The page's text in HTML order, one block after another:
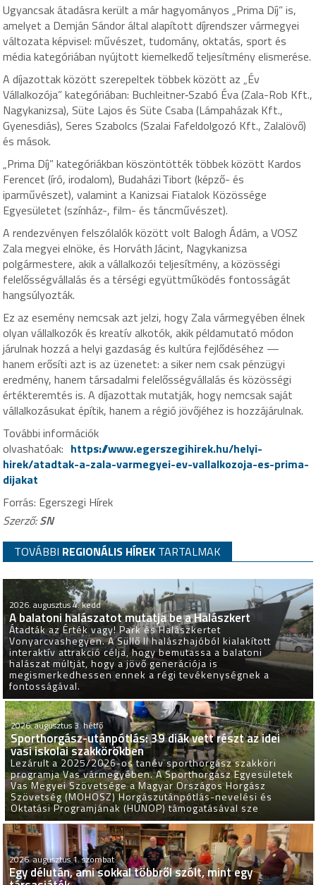
Ugyancsak átadásra került a már hagyományos „Prima Díj” is,
amelyet a Demján Sándor által alapított díjrendszer vármegyei
változata képvisel: művészet, tudomány, oktatás, sport és
média kategóriában nyújtott kiemelkedő teljesítmény elismerése.
A díjazottak között szerepeltek többek között az „Év
Vállalkozója” kategóriában: Buchleitner‑Szabó Éva (Zala-Rob Kft.,
Nagykanizsa), Süte Lajos és Süte Csaba (Lámpaházak Kft.,
Gyenesdiás), Seres Szabolcs (Szalai Fafeldolgozó Kft., Zalalövő)
és mások.
„Prima Díj” kategóriákban köszöntötték többek között Kardos
Ferencet (író, irodalom), Budaházi Tibort (képző- és
iparművészet), valamint a Kanizsai Fiatalok Közössége
Egyesületet (színház-, film- és táncművészet).
A rendezvényen felszólalók között volt Balogh Ádám, a VOSZ
Zala megyei elnöke, és Horváth Jácint, Nagykanizsa
polgármestere, akik a vállalkozói teljesítmény, a közösségi
felelősségvállalás és a térségi együttműködés fontosságát
hangsúlyozták.
Ez az esemény nemcsak azt jelzi, hogy Zala vármegyében élnek
olyan vállalkozók és kreatív alkotók, akik példamutató módon
járulnak hozzá a helyi gazdaság és kultúra fejlődéséhez —
hanem erősíti azt is az üzenetet: a siker nem csak pénzügyi
eredmény, hanem társadalmi felelősségvállalás és közösségi
értékteremtés is. A díjazottak mutatják, hogy nemcsak saját
vállalkozásukat építik, hanem a régió jövőjéhez is hozzájárulnak.
További információk
olvashatóak: https://www.egerszegihirek.hu/helyi-
hirek/atadtak-a-zala-varmegyei-ev-vallalkozoja-es-prima-
dijakat
Forrás: Egerszegi Hírek
Szerző:SN
TOVÁBBI REGIONÁLIS HÍREK TARTALMAK
2026. augusztus 4. kedd
A balatoni halászatot mutatja be a Halászkert
Átadták az Érték vagy! Park és Halászkertet
Vonyarcvashegyen. A Süllő II halászhajóból kialakított
interaktív attrakció célja, hogy bemutassa a balatoni
halászat múltját, hogy a jövő generációja is
megismerkedhessen ennek a régi tevékenységnek a
fontosságával.
2026. augusztus 3. hétfő
Sporthorgász-utánpótlás: 39 diák vett részt az idei
vasi iskolai szakkörökben
Lezárult a 2025/2026-os tanév sporthorgász szakköri
programja Vas vármegyében. A Sporthorgász Egyesületek
Vas Megyei Szövetsége a Magyar Országos Horgász
Szövetség (MOHOSZ) Horgászutánpótlás-nevelési és
Oktatási Programjának (HUNOP) támogatásával sze
2026. augusztus 1. szombat
Egy délután, ami sokkal többről szólt, mint egy